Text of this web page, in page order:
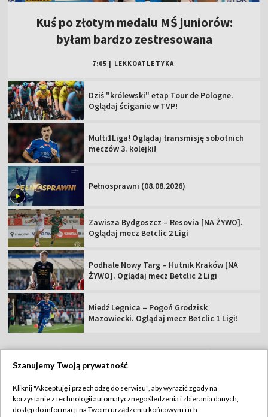
Kuś po złotym medalu MŚ juniorów:
byłam bardzo zestresowana
7:05 LEKKOATLETYKA
Dziś "królewski" etap Tour de Pologne.
Oglądaj ściganie w TVP!
Multi1Liga! Oglądaj transmisję sobotnich
meczów 3. kolejki!
Pełnosprawni (08.08.2026)
Zawisza Bydgoszcz – Resovia [NA ŻYWO].
Oglądaj mecz Betclic 2 Ligi
Podhale Nowy Targ – Hutnik Kraków [NA
ŻYWO]. Oglądaj mecz Betclic 2 Ligi
Miedź Legnica – Pogoń Grodzisk
Mazowiecki. Oglądaj mecz Betclic 1 Ligi!
Abonament TVP
Regulamin TVP
Szanujemy Twoją prywatność
Kliknij "Akceptuję i przechodzę do serwisu", aby wyrazić zgody na
korzystanie z technologii automatycznego śledzenia i zbierania danych,
dostęp do informacji na Twoim urządzeniu końcowym i ich